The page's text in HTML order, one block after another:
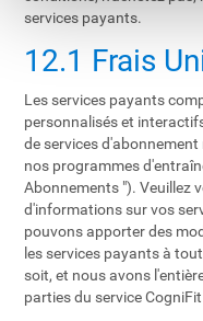
services payants.
12.1 Frais
Les services payants
personnalisés et
de services
nos programmes
Abonnements "). Veuillez
d'informations sur vos
pouvons apporter des
les services payants à
soit, et nous avons
parties du service